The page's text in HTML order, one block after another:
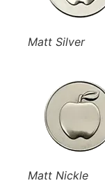
Matt Silver
Matt Nickle